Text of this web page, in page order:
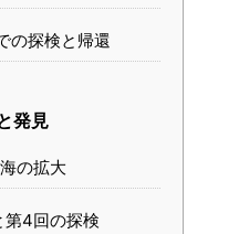
の探検と帰還
発見
の拡大
第4回の探検